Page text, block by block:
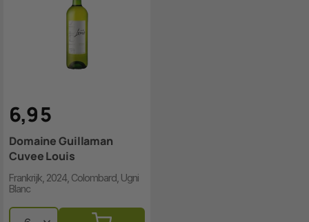
6,95
Domaine Guillaman
Cuvee Louis
Frankrijk, 2024, Colombard, Ugni
Blanc